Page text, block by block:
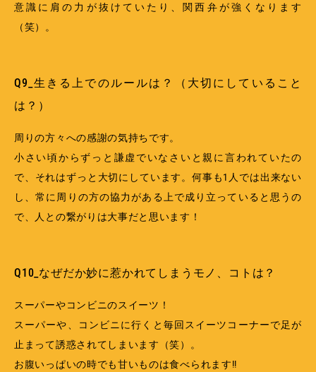
意識に肩の力が抜けていたり、関西弁が強くなります
（笑）。
Q9_生きる上でのルールは？（大切にしていること
は？）
周りの方々への感謝の気持ちです。
小さい頃からずっと謙虚でいなさいと親に言われていたの
で、それはずっと大切にしています。何事も1人では出来ない
し、常に周りの方の協力がある上で成り立っていると思うの
で、人との繋がりは大事だと思います！
Q10_なぜだか妙に惹かれてしまうモノ、コトは？
スーパーやコンビニのスイーツ！
スーパーや、コンビニに行くと毎回スイーツコーナーで足が
止まって誘惑されてしまいます（笑）。
お腹いっぱいの時でも甘いものは食べられます!!